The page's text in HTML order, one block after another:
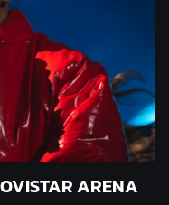
ARENA